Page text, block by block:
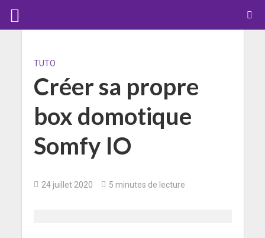
TUTO
Créer sa propre
box domotique
Somfy IO
24 juillet 2020 5 minutes de lecture